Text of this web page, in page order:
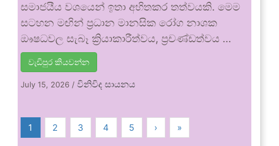
සමාජයීය වශයෙන් ඉතා අහිතකර තත්වයකි. මෙම
සටහන මඟින් ප්‍රධාන මානසික රෝග නාශක
ඖෂධවල සැබෑ ක්‍රියාකාරීත්වය, ප්‍රචණ්ඩත්වය …
වැඩිපුර කියවන්න
July 15, 2026 /විනිවිද සායනය
1 2 3 4 5 › »